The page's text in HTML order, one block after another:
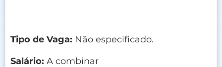
Tipo de Vaga: Não especificado.
Salário: A combinar